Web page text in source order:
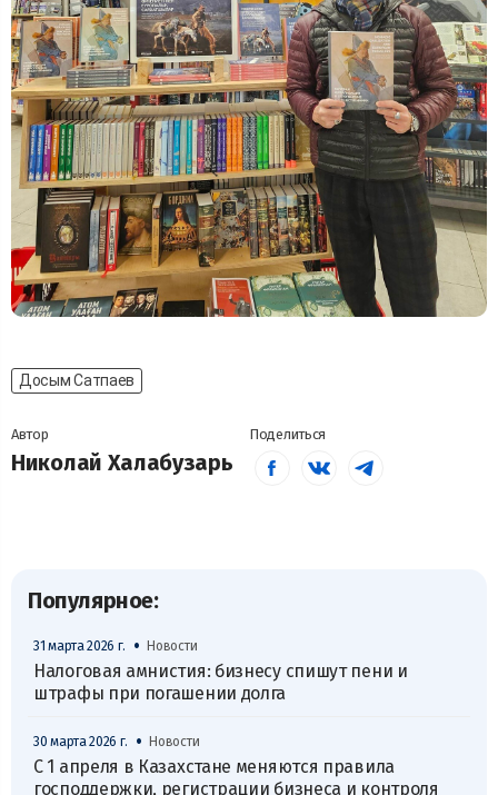
Досым Сатпаев
Автор
Николай Халабузарь
Поделиться
Популярное:
31 марта 2026 г. • Новости
Налоговая амнистия: бизнесу спишут пени и
штрафы при погашении долга
30 марта 2026 г. • Новости
С 1 апреля в Казахстане меняются правила
господдержки, регистрации бизнеса и контроля